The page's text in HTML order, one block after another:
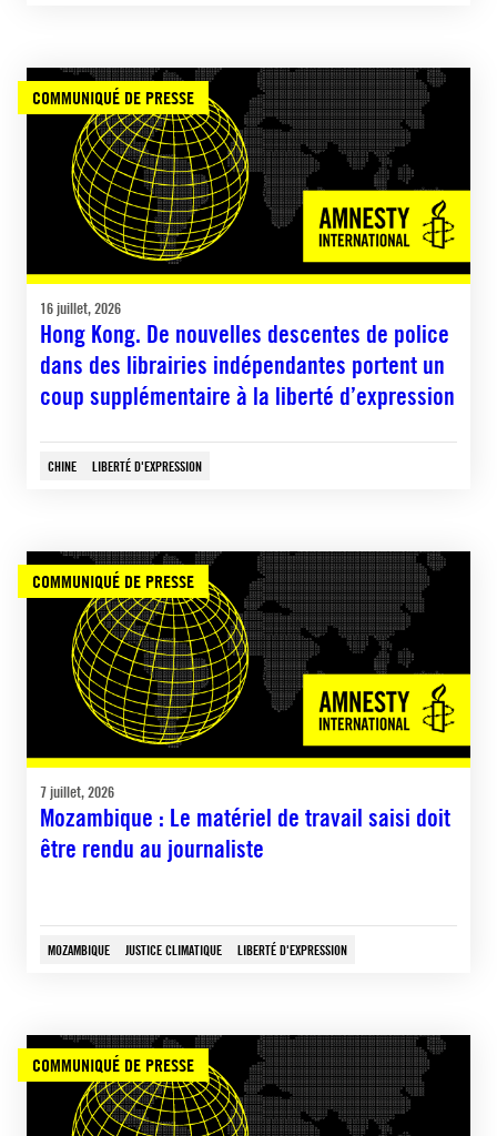
COMMUNIQUÉ DE PRESSE
16 juillet, 2026
Hong Kong. De nouvelles descentes de police
dans des librairies indépendantes portent un
coup supplémentaire à la liberté d’expression
CHINE LIBERTÉ D'EXPRESSION
COMMUNIQUÉ DE PRESSE
7 juillet, 2026
Mozambique : Le matériel de travail saisi doit
être rendu au journaliste
MOZAMBIQUE JUSTICE CLIMATIQUE LIBERTÉ D'EXPRESSION
COMMUNIQUÉ DE PRESSE